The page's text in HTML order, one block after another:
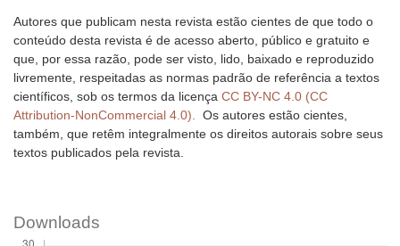
Autores que publicam nesta revista estão cientes de que todo o
conteúdo desta revista é de acesso aberto, público e gratuito e
que, por essa razão, pode ser visto, lido, baixado e reproduzido
livremente, respeitadas as normas padrão de referência a textos
científicos, sob os termos da licença CC BY-NC 4.0 (CC
Attribution-NonCommercial 4.0). Os autores estão cientes,
também, que retêm integralmente os direitos autorais sobre seus
textos publicados pela revista.
Downloads